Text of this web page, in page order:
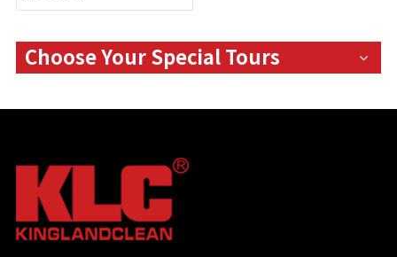
Choose Your Special Tours